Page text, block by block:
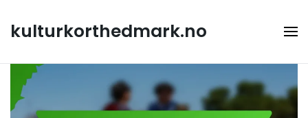
content
kulturkorthedmark.no